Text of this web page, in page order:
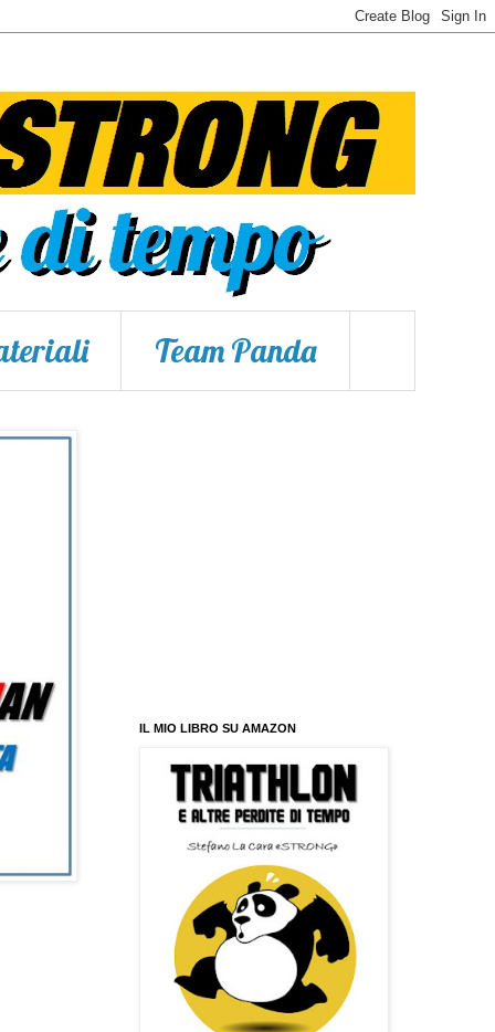
Team Panda
IL MIO LIBRO SU AMAZON